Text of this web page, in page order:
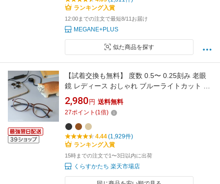
ランキング入賞
12:00までの注文で最短8/11お届け
MEGANE+PLUS
似た商品を探す
【試着交換も無料】 度数 0.5〜 0.25刻み 老眼
鏡 レディース おしゃれ ブルーライトカット 軽
量 アイウェアエア 小さめ ボストン 可愛い リー
ディンググラス 40代 50代 女性 人気
2,980 円 送料無料
27ポイント (1倍)
4.44(1,929件)
ランキング入賞
15時までの注文で1〜3日以内に出荷
くらすかたち 楽天市場店